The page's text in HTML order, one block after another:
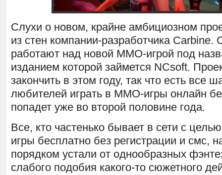
Слухи о новом, крайне амбициозном
из стен компании-разработчика Carbine.
работают над новой ММО-игрой под
изданием которой займется NCsoft.
закончить в этом году, так что есть все
любителей играть в ММО-игры онлайн
попадет уже во второй половине года.
Все, кто частенько бывает в сети с
игры бесплатно без регистрации и смс,
порядком устали от однообразных
слабого подобия какого-то сюжетного